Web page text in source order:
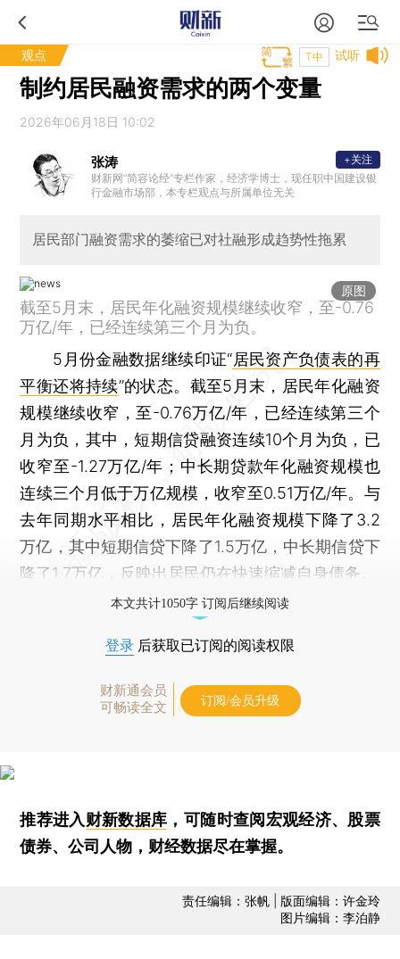
观点 试听
T中
制约居民融资需求的两个变量
2026年06月18日 10:02
张涛
财新网“简容论经”专栏作家，经济学博士，现任职中国建设银
行金融市场部，本专栏观点与所属单位无关
+关注
居民部门融资需求的萎缩已对社融形成趋势性拖累
原图
截至5月末，居民年化融资规模继续收窄，至-0.76
万亿/年，已经连续第三个月为负。
5月份金融数据继续印证“居民资产负债表的再
平衡还将持续”的状态。截至5月末，居民年化融资
规模继续收窄，至-0.76万亿/年，已经连续第三个
月为负，其中，短期信贷融资连续10个月为负，已
收窄至-1.27万亿/年；中长期贷款年化融资规模也
连续三个月低于万亿规模，收窄至0.51万亿/年。与
去年同期水平相比，居民年化融资规模下降了3.2
万亿，其中短期信贷下降了1.5万亿，中长期信贷下
降了1.7万亿，反映出居民仍在快速缩减自身债务。
本文共计1050字 订阅后继续阅读
登录 后获取已订阅的阅读权限
财新通会员
可畅读全文
订阅/会员升级
推荐进入财新数据库 ，可随时查阅宏观经济、股票
债券、公司人物，财经数据尽在掌握。
责任编辑：张帆 | 版面编辑：许金玲
图片编辑：李泊静